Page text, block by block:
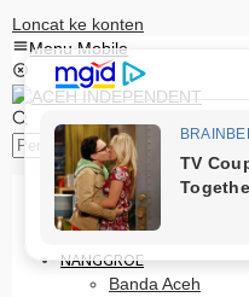
Loncat ke konten
Menu Mobile
HOME
PRO OTONOMI
NANGGROE
Banda Aceh